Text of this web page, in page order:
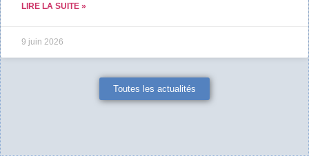
LIRE LA SUITE »
9 juin 2026
Toutes les actualités